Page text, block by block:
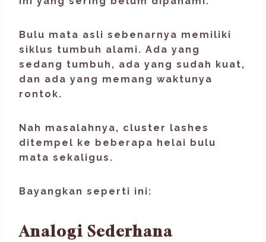
Bulu mata asli sebenarnya memiliki
siklus tumbuh alami. Ada yang
sedang tumbuh, ada yang sudah kuat,
dan ada yang memang waktunya
rontok.
Nah masalahnya, cluster lashes
ditempel ke beberapa helai bulu
mata sekaligus .
Bayangkan seperti ini:
Analogi Sederhana